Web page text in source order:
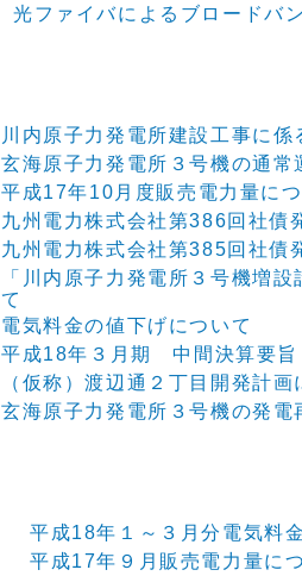
光ファイバによるブロードバ
川内原子力発電所建設工事に
玄海原子力発電所３号機の通常
平成17年10月度販売電力量に
九州電力株式会社第386回社債
九州電力株式会社第385回社債
「川内原子力発電所３号機増
て
電気料金の値下げについて
平成18年３月期 中間決算要旨
（仮称）渡辺通２丁目開発計画
玄海原子力発電所３号機の発電
平成18年１～３月分電気料
平成17年９月販売電力量に